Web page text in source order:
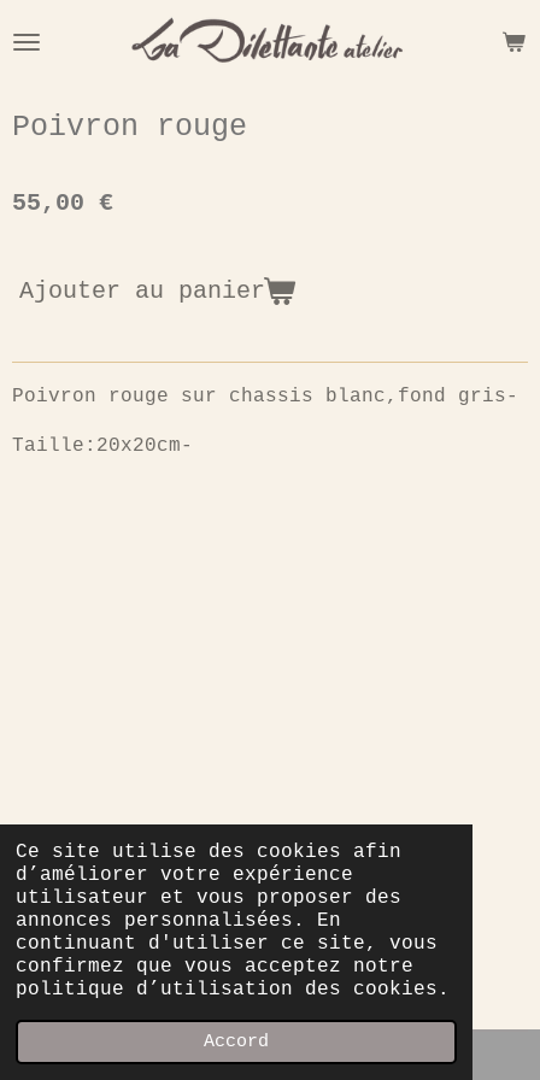
Ce site utilise des cookies afin
d’améliorer votre expérience
utilisateur et vous proposer des
annonces personnalisées. En
continuant d'utiliser ce site, vous
confirmez que vous acceptez notre
politique d’utilisation des cookies.
Accord
au
principal
Poivron rouge
55,00 €
Ajouter au panier
Poivron rouge sur chassis blanc,fond gris-
Taille:20x20cm-